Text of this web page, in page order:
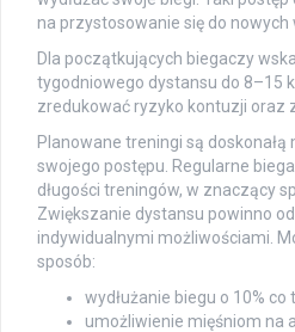
na przystosowanie się do nowych
Dla początkujących biegaczy
tygodniowego dystansu do 8–15
zredukować ryzyko kontuzji oraz
Planowane treningi są
swojego postępu. Regularne
długości treningów, w znaczący
Zwiększanie dystansu powinno
indywidualnymi możliwościami.
sposób:
wydłużanie biegu o 10% co
umożliwienie mięśniom na